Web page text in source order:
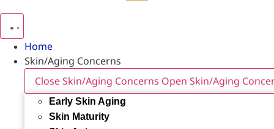
Home
Skin/Aging Concerns
Close Skin/Aging Concerns Open Skin/Aging
Early Skin Aging
Skin Maturity